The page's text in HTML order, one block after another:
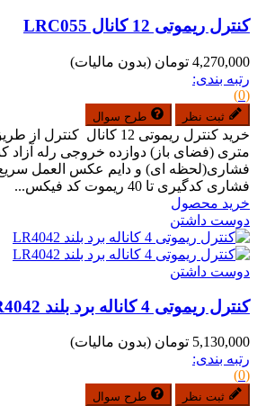
کنترل ریموتی 12 کانال LRC055
4,270,000 تومان
(بدون مالیات)
رتبه بندی:
(0)
ثبت نظر طرح سوال
متری (فضای باز) دوازده خروجی رله آزاد
فشاری(لحظه ای) و دایم عکس العمل سریع
فشاری کدگیری تا 40 ریموت کد فیکس...
خرید محصول
دوست داشتن
دوست داشتن
کنترل ریموتی 4 کاناله برد بلند LR4042
5,130,000 تومان
(بدون مالیات)
رتبه بندی:
(0)
ثبت نظر طرح سوال